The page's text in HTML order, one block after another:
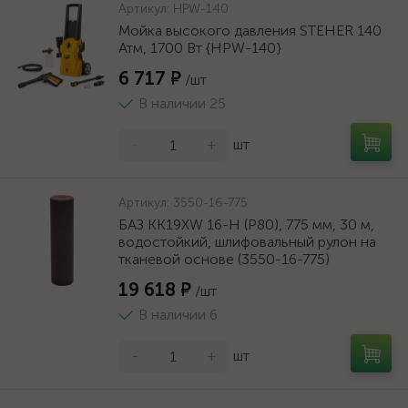
Артикул: HPW-140
Мойка высокого давления STEHER 140
Атм, 1700 Вт {HPW-140}
6 717 ₽ /шт
В наличии 25
+ шт
Артикул: 3550-16-775
БАЗ KK19XW 16-H (Р80), 775 мм, 30 м,
водостойкий, шлифовальный рулон на
тканевой основе (3550-16-775)
19 618 ₽ /шт
В наличии 6
- + шт